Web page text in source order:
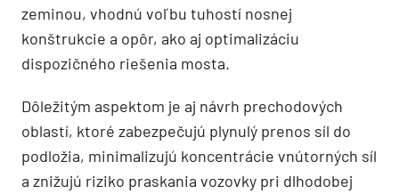
zeminou, vhodnú voľbu tuhostí nosnej
konštrukcie a opôr, ako aj optimalizáciu
dispozičného riešenia mosta.
Dôležitým aspektom je aj návrh prechodových
oblastí, ktoré zabezpečujú plynulý prenos síl do
podložia, minimalizujú koncentrácie vnútorných síl
a znižujú riziko praskania vozovky pri dlhodobej